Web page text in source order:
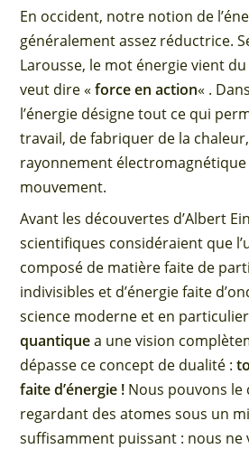
En occident, notre notion de
généralement assez réductrice.
Larousse, le mot énergie vient du
veut dire «force en action« .
l’énergie désigne tout ce qui
travail, de fabriquer de la
rayonnement
mouvement.
Avant les découvertes d’Albert
scientifiques considéraient que
composé de matière faite de
indivisibles et d’énergie faite
science moderne et en particulier
quantiquea une vision
dépasse ce concept de dualité :
faite d’énergie ! Nous pouvons le
regardant des atomes sous un
suffisamment puissant : nous ne